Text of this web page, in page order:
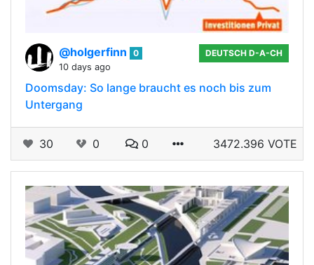
@holgerfinn
0
10 days ago
DEUTSCH D-A-CH
Doomsday: So lange braucht es noch bis zum
Untergang
30 0 0 3472.396 VOTE